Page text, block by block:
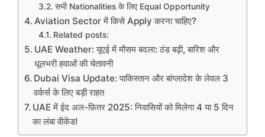
सभी Nationalities के लिए Equal Opportunity
Aviation Sector में किसे Apply करना चाहिए?
Related posts:
UAE Weather: यूएई में मौसम बदला: ठंड बढ़ी, बारिश और
धूलभरी हवाओं की चेतावनी
Dubai Visa Update: पाकिस्तान और बांग्लादेश के लेवल 3
वर्कर्स के लिए बड़ी राहत
UAE में ईद अल-फ़ितर 2025: निवासियों को मिलेगा 4 या 5 दिन
का लंबा वीकेंड!